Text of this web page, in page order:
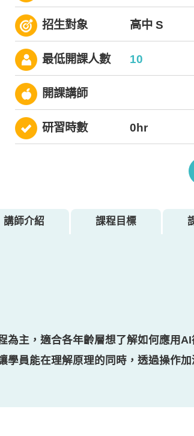
招生對象 高中 S
最低開課人數 10
開課講師
研習時數 0hr
講師介紹 課程目標
主，適合各年齡層想了解如何應用
式進行，讓學員能在理